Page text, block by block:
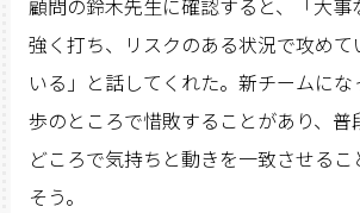
顧問の鈴木先生に確認すると、「大事
強く打ち、リスクのある状況で攻めて
いる」と話してくれた。新チームに
歩のところで惜敗することがあり、普
どころで気持ちと動きを一致させる
そう。